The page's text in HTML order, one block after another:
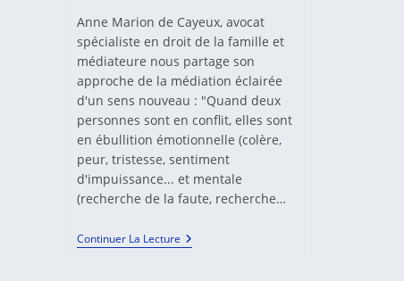
la
publication :
Anne Marion de Cayeux, avocat
spécialiste en droit de la famille et
médiateure nous partage son
approche de la médiation éclairée
d'un sens nouveau : "Quand deux
personnes sont en conflit, elles sont
en ébullition émotionnelle (colère,
peur, tristesse, sentiment
d'impuissance... et mentale
(recherche de la faute, recherche…
Continuer La LectureMédiation
Et